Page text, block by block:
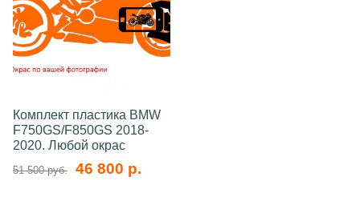
Комплект пластика BMW
F750GS/F850GS 2018-
2020. Любой окрас
51 500 руб. 46 800 р.